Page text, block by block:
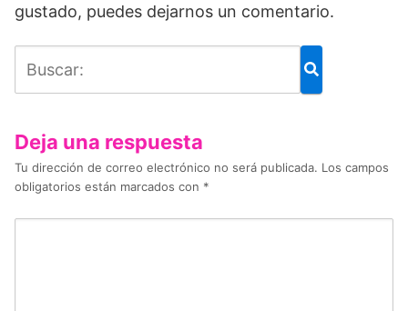
gustado, puedes dejarnos un comentario.
Deja una respuesta
Tu dirección de correo electrónico no será publicada. Los campos
obligatorios están marcados con *